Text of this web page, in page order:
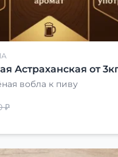
Астраханская от
вобла к пиву
₽